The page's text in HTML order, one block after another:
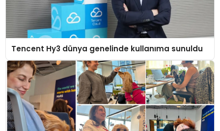
Tencent Hy3 dünya genelinde kullanıma sunuldu